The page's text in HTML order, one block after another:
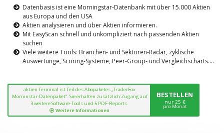
Datenbasis ist eine Morningstar-Datenbank mit über 15.000 Aktien
aus Europa und den USA
Aktien analysieren und über Aktien informieren.
Mit EasyScan schnell und unkompliziert nach passenden Aktien
suchen
Viele weitere Tools: Branchen- und Sektoren-Radar, zyklische
Auswertunge, Scoring-Systeme, Peer-Group- und Vergleichscharts....
aktien Terminal ist Teil des Abopaketes „TraderFox
Morninstar-Datenpaket“. Sie erhalten zusätzlich Zugang auf
3 weitere Software-Tools und 5 PDF-Reports.
Weitere Informationen
BESTELLEN
nur 25 €
pro Monat